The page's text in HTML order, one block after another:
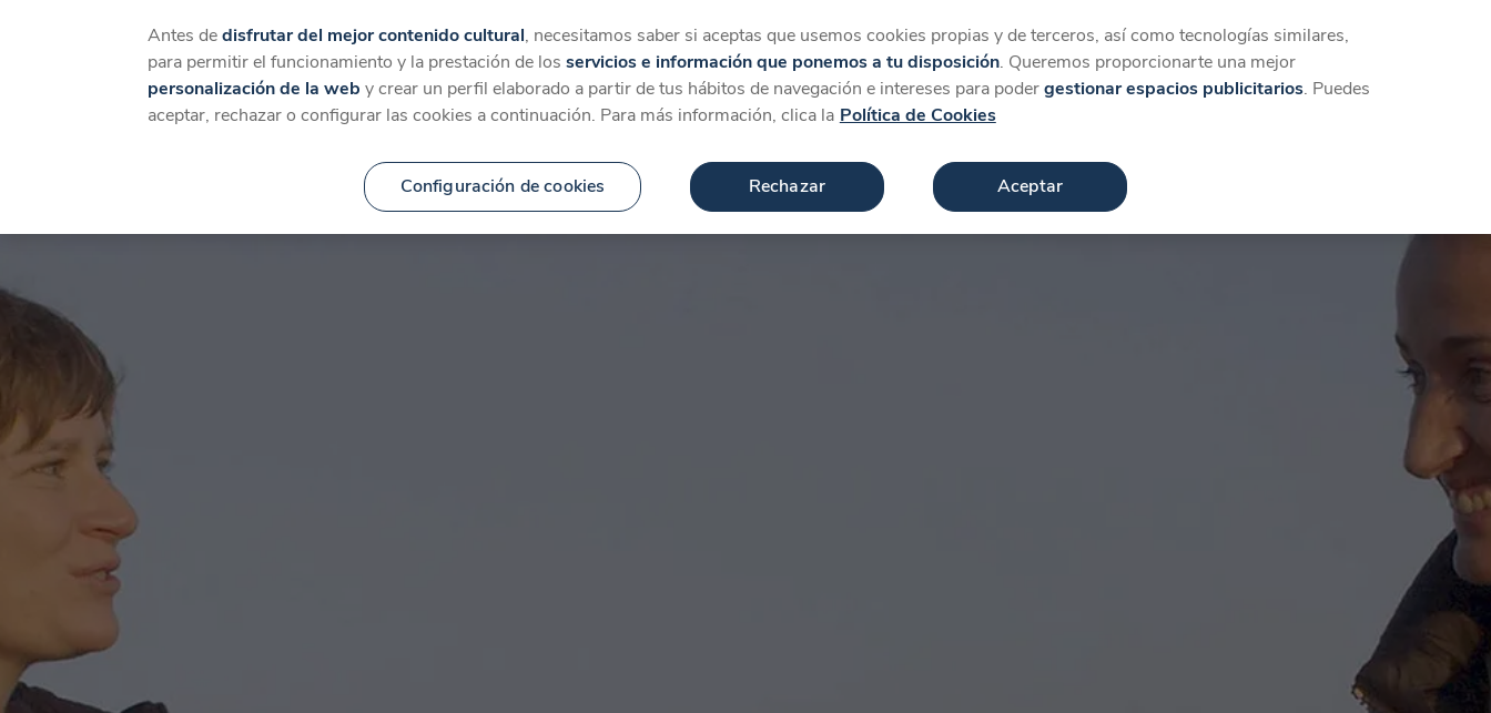
Catálogo Temáticas Categorías Favoritos Más Iniciar sesión Crear cuenta
Antes dedisfrutar del mejor contenido cultural, necesitamos saber si aceptas que usemos cookies propias y de terceros, así como tecnologías similares,
para permitir el funcionamiento y la prestación de los servicios e información que ponemos a tu disposición. Queremos proporcionarte una mejor
personalización de la web y crear un perfil elaborado a partir de tus hábitos de navegación e intereses para podergestionar espacios publicitarios. Puedes
aceptar, rechazar o configurar las cookies a continuación. Para más información, clica la Política de Cookies
Configuración de cookies Rechazar Aceptar